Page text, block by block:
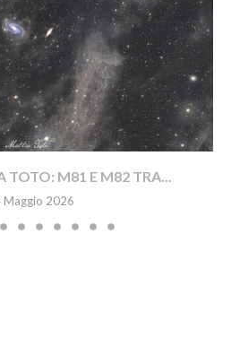
TOTO: M81 E M82 TRA...
Maggio 2026